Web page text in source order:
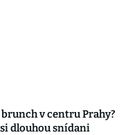
v centru Prahy?
dlouhou snídani